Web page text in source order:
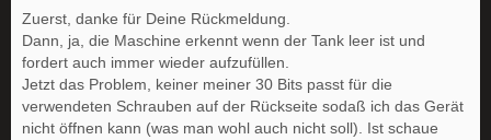
am Durchflussmesser prüfen.
Dreht sich das Flügelrad im Durchflussmesser?
Ist die Einlassdüse durchgängig?
Grüße TeKa
Zuerst, danke für Deine Rückmeldung.
Dann, ja, die Maschine erkennt wenn der Tank leer ist und
fordert auch immer wieder aufzufüllen.
Jetzt das Problem, keiner meiner 30 Bits passt für die
verwendeten Schrauben auf der Rückseite sodaß ich das Gerät
nicht öffnen kann (was man wohl auch nicht soll). Ist schaue